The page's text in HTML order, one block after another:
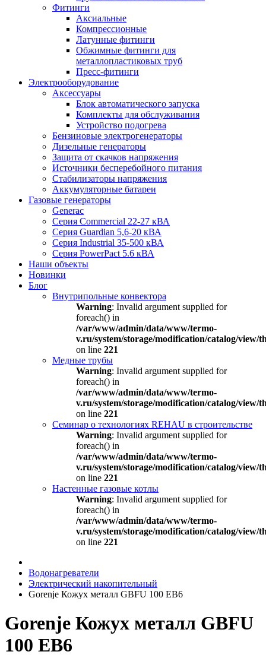
Фитинги
Аксиальные
Компрессионные
Латунные фитинги
Обжимные фитинги для
металлопластиковых труб
Пресс-фитинги
Электрооборудование
Аксессуары
Блок автоматического запуска
Комплекты для обслуживания
Устройство подогрева
Бензиновые электрогенераторы
Дизельные генераторы
Защита от скачков напряжения
Источники бесперебойного питания
Стабилизаторы напряжения
Аккумуляторные батареи
Газовые генераторы
Generac
Серия Commercial 22-27 кВА
Серия Guardian 5,6-20 кВА
Серия Industrial 35-500 кВА
Серия PowerPact 5.6 кВА
Наши объекты
Новинки
Блог
Внутрипольные конвектора
Warning: Invalid argument supplied for
foreach() in
/var/www/admin/data/www/termo-
v.ru/system/storage/modification/catalog/view/
on line 221
Медные трубы
Warning: Invalid argument supplied for
foreach() in
/var/www/admin/data/www/termo-
v.ru/system/storage/modification/catalog/view/
on line 221
Семинар о технологиях REHAU в строительстве
Warning: Invalid argument supplied for
foreach() in
/var/www/admin/data/www/termo-
v.ru/system/storage/modification/catalog/view/
on line 221
Настенные газовые котлы
Warning: Invalid argument supplied for
foreach() in
/var/www/admin/data/www/termo-
v.ru/system/storage/modification/catalog/view/
on line 221
Водонагреватели
Электрический накопительный
Gorenje Кожух металл GBFU 100 EB6
Gorenje Кожух металл GBFU
100 EB6